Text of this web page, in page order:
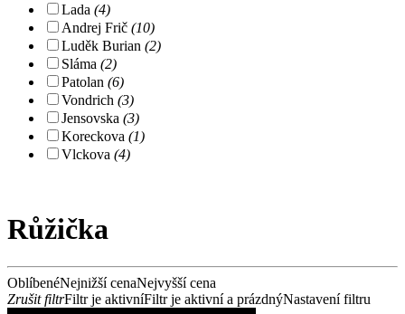
Lada (4)
Andrej Frič (10)
Luděk Burian (2)
Sláma (2)
Patolan (6)
Vondrich (3)
Jensovska (3)
Koreckova (1)
Vlckova (4)
Růžička
OblíbenéNejnižší cenaNejvyšší cena
Zrušit filtrFiltr je aktivníFiltr je aktivní a prázdnýNastavení filtru